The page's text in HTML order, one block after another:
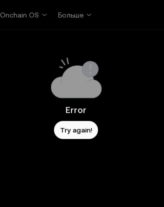
Onchain OS Больше
Error
Try again!